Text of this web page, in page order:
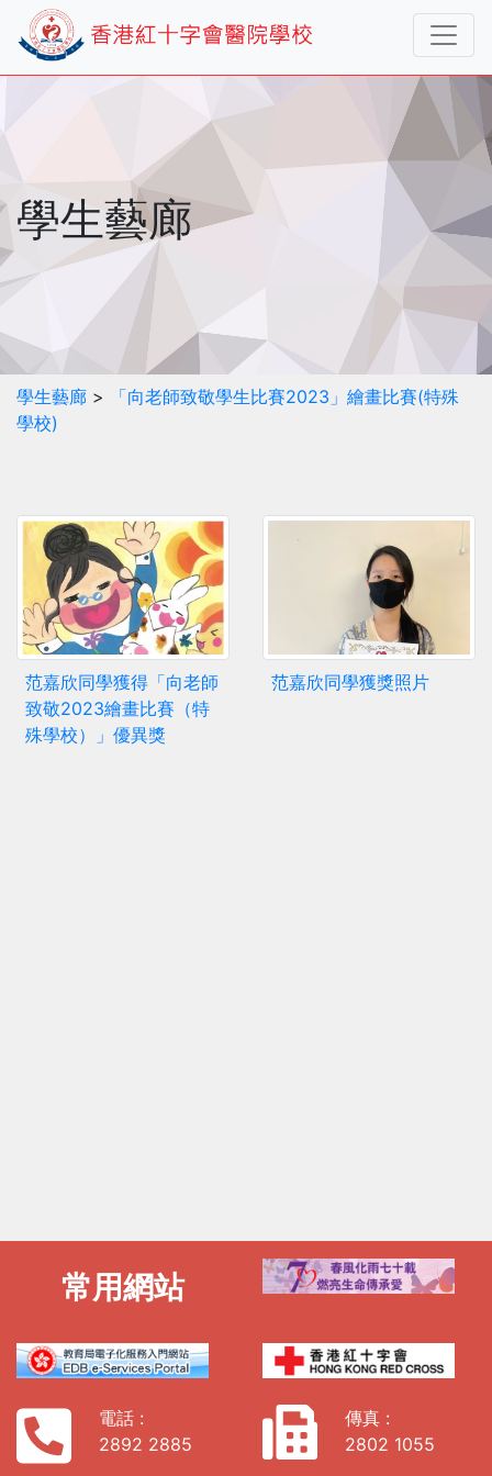
學生藝廊
學生藝廊 >
「向老師致敬學生比賽2023」繪畫比賽(特殊
學校)
范嘉欣同學獲得「向老師
致敬2023繪畫比賽（特
殊學校）」優異獎
范嘉欣同學獲獎照片
常用網站
電話 :
2892 2885
傳真 :
2802 1055